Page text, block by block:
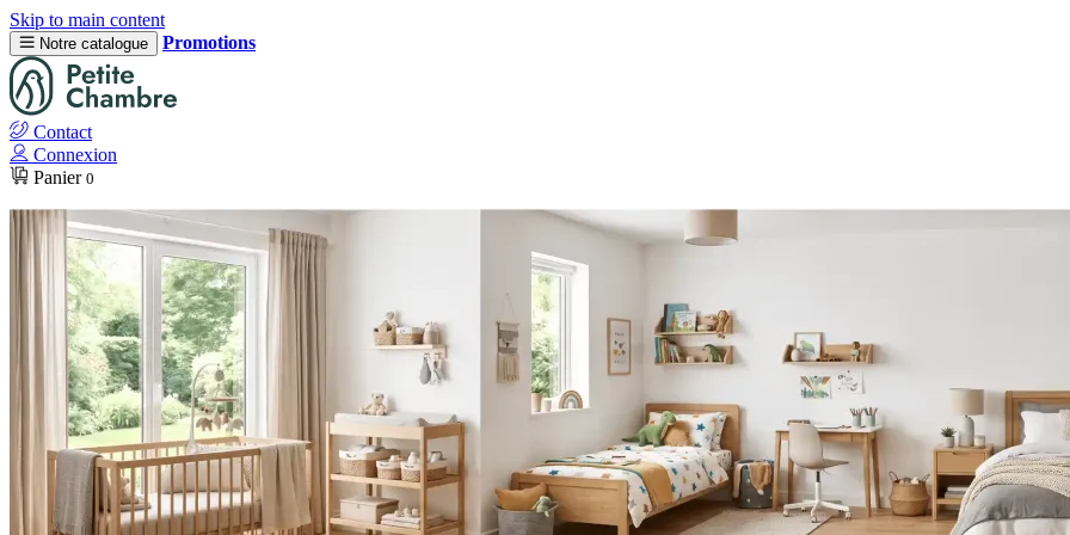
Skip to main content
Notre catalogue Promotions
Contact
Connexion
Panier 0